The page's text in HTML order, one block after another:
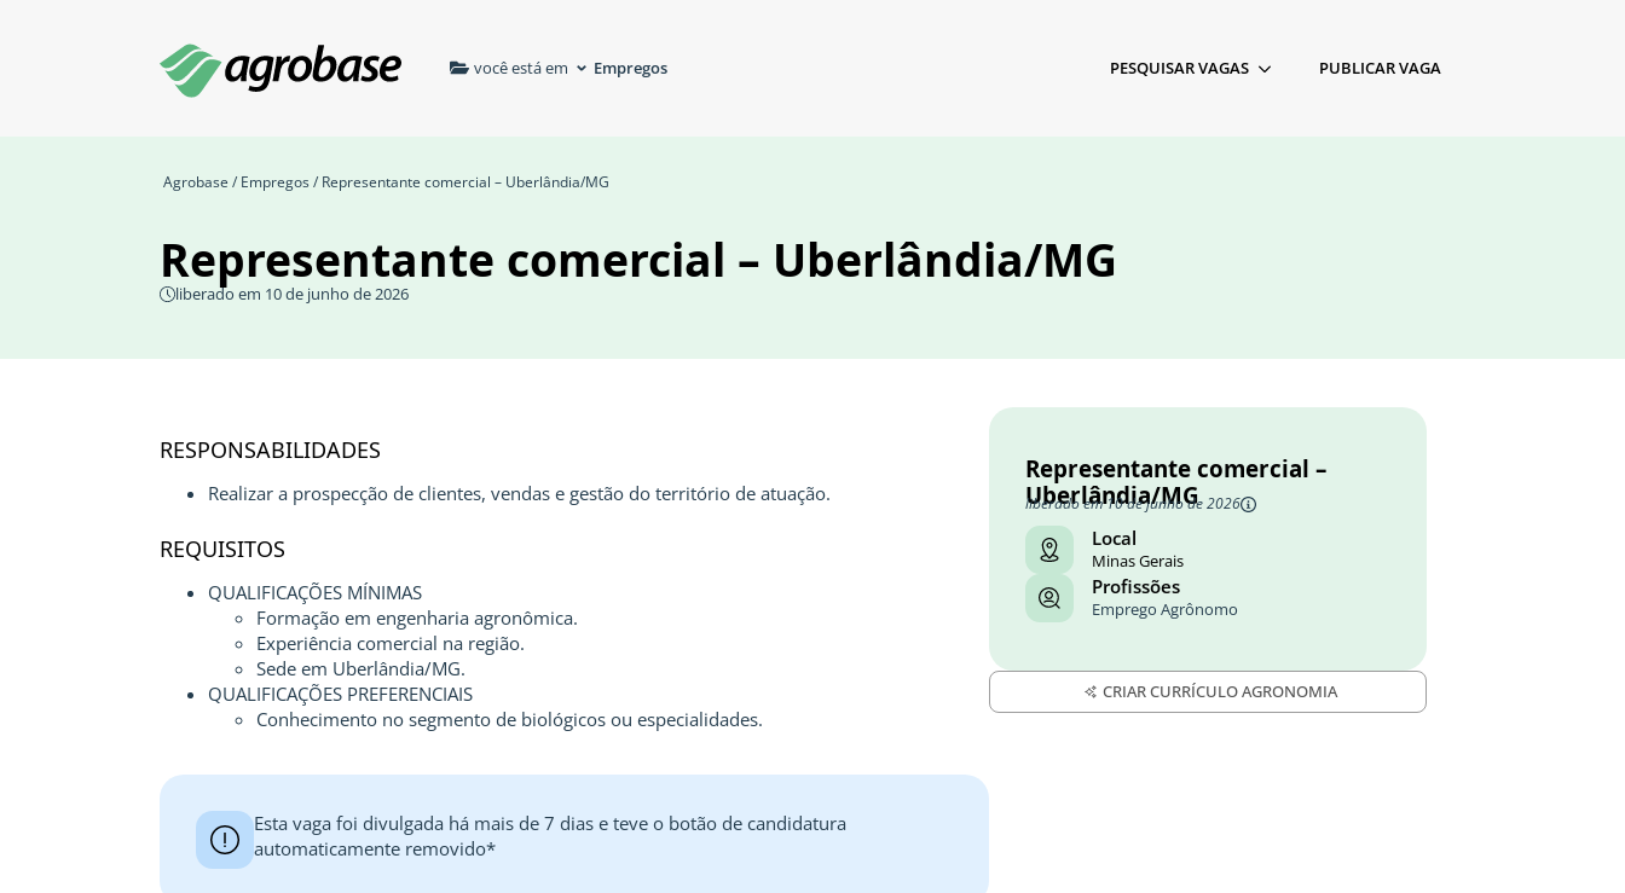
você está em Empregos PESQUISAR VAGAS PUBLICAR VAGA
Agrobase / Empregos/ Representante comercial – Uberlândia/MG
Representante comercial – Uberlândia/MG
liberado em 10 de junho de 2026
RESPONSABILIDADES
Realizar a prospecção de clientes, vendas e gestão do território de atuação.
REQUISITOS
QUALIFICAÇÕES MÍNIMAS
Formação em engenharia agronômica.
Experiência comercial na região.
Sede em Uberlândia/MG.
QUALIFICAÇÕES PREFERENCIAIS
Conhecimento no segmento de biológicos ou especialidades.
Esta vaga foi divulgada há mais de 7 dias e teve o botão de candidatura
automaticamente removido*
Representante comercial –
Uberlândia/MG
liberado em 10 de junho de 2026
Local
Minas Gerais
Profissões
Emprego Agrônomo
CRIAR CURRÍCULO AGRONOMIA